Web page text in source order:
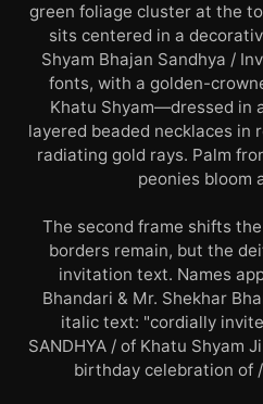
green foliage cluster at the
sits centered in a
Shyam Bhajan Sandhya /
fonts, with a golden-
Khatu Shyam—dressed in
layered beaded necklaces in
radiating gold rays. Palm
peonies bloom
The second frame shifts
borders remain, but the
invitation text. Names
Bhandari & Mr. Shekhar
italic text: "cordially
SANDHYA / of Khatu Shyam
birthday celebration of